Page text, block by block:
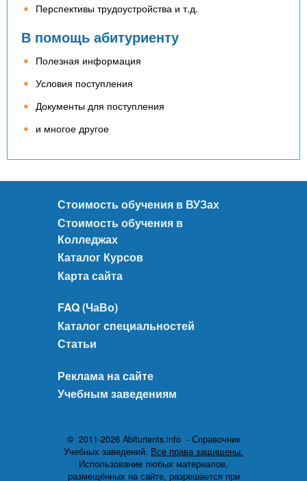
Перспективы трудоустройства и т.д.
В помощь абитуриенту
Полезная информация
Условия поступления
Документы для поступления
и многое другое
Стоимость обучения в ВУЗах
Стоимость обучения в
Колледжах
Каталог Курсов
Карта сайта
FAQ (ЧаВо)
Каталог специальностей
Статьи
Реклама на сайте
Учебным заведениям
© 2011-2026 Abiturients.info - Справочник
Учебных заведений. Все права защищены.
Использование любых материалов,
размещённых на сайте, разрешается при